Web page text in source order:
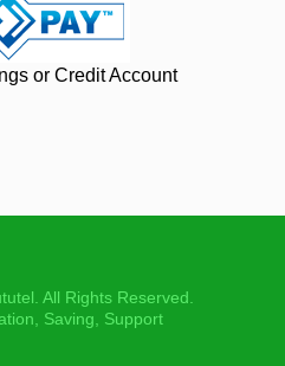
or Credit Account
All Rights Reserved.
Saving, Support